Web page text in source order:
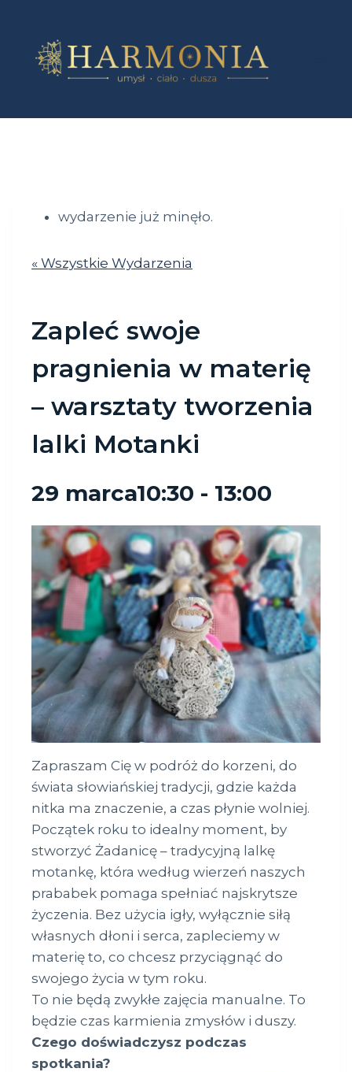
wydarzenie już minęło.
« Wszystkie Wydarzenia
Zapleć swoje
pragnienia w materię
– warsztaty tworzenia
lalki Motanki
29 marca10:30 - 13:00
Zapraszam Cię w podróż do korzeni, do
świata słowiańskiej tradycji, gdzie każda
nitka ma znaczenie, a czas płynie wolniej.
Początek roku to idealny moment, by
stworzyć Żadanicę – tradycyjną lalkę
motankę, która według wierzeń naszych
prababek pomaga spełniać najskrytsze
życzenia. Bez użycia igły, wyłącznie siłą
własnych dłoni i serca, zapleciemy w
materię to, co chcesz przyciągnąć do
swojego życia w tym roku.
To nie będą zwykłe zajęcia manualne. To
będzie czas karmienia zmysłów i duszy.
Czego doświadczysz podczas
spotkania?